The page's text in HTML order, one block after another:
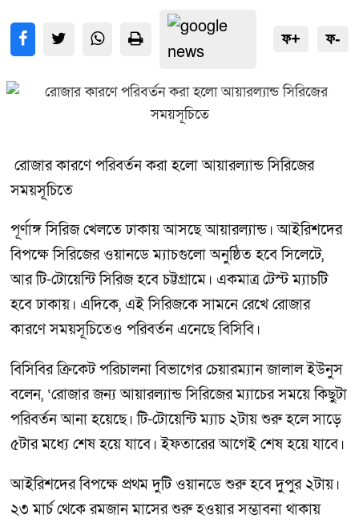
ফ+ ফ-
রোজার কারণে পরিবর্তন করা হলো আয়ারল্যান্ড সিরিজের
সময়সূচিতে
পূর্ণাঙ্গ সিরিজ খেলতে ঢাকায় আসছে আয়ারল্যান্ড। আইরিশদের
বিপক্ষে সিরিজের ওয়ানডে ম্যাচগুলো অনুষ্ঠিত হবে সিলেটে,
আর টি-টোয়েন্টি সিরিজ হবে চট্টগ্রামে। একমাত্র টেস্ট ম্যাচটি
হবে ঢাকায়। এদিকে, এই সিরিজকে সামনে রেখে রোজার
কারণে সময়সূচিতেও পরিবর্তন এনেছে বিসিবি।
বিসিবির ক্রিকেট পরিচালনা বিভাগের চেয়ারম্যান জালাল ইউনুস
বলেন, ‘রোজার জন্য আয়ারল্যান্ড সিরিজের ম্যাচের সময়ে কিছুটা
পরিবর্তন আনা হয়েছে। টি-টোয়েন্টি ম্যাচ ২টায় শুরু হলে সাড়ে
৫টার মধ্যে শেষ হয়ে যাবে। ইফতারের আগেই শেষ হয়ে যাবে।
আইরিশদের বিপক্ষে প্রথম দুটি ওয়ানডে শুরু হবে দুপুর ২টায়।
২৩ মার্চ থেকে রমজান মাসের শুরু হওয়ার সম্ভাবনা থাকায়